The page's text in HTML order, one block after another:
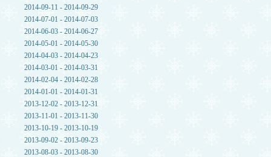
2014-09-11 - 2014-09-29
2014-07-01 - 2014-07-03
2014-06-03 - 2014-06-27
2014-05-01 - 2014-05-30
2014-04-03 - 2014-04-23
2014-03-01 - 2014-03-31
2014-02-04 - 2014-02-28
2014-01-01 - 2014-01-31
2013-12-02 - 2013-12-31
2013-11-01 - 2013-11-30
2013-10-19 - 2013-10-19
2013-09-02 - 2013-09-23
2013-08-03 - 2013-08-30